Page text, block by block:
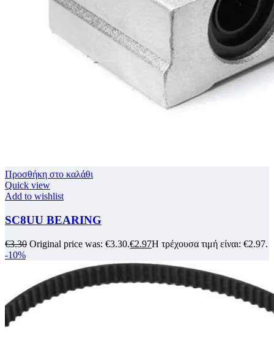
Προσθήκη στο καλάθι
Quick view
Add to wishlist
SC8UU BEARING
€3.30 Original price was: €3.30.€2.97Η τρέχουσα τιμή είναι: €2.97.
-10%